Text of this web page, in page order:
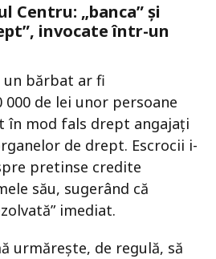
Centru: „banca” și
invocate într-un
bărbat ar fi
de lei unor persoane
în mod fals drept angajați
de drept. Escrocii i-
pretinse credite
său, sugerând că
imediat.
urmărește, de regulă, să